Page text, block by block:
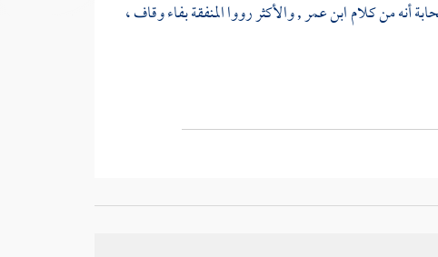
أنه من كلامابن عمر, والأكثر رووا المنفقة بفاء وقاف ،